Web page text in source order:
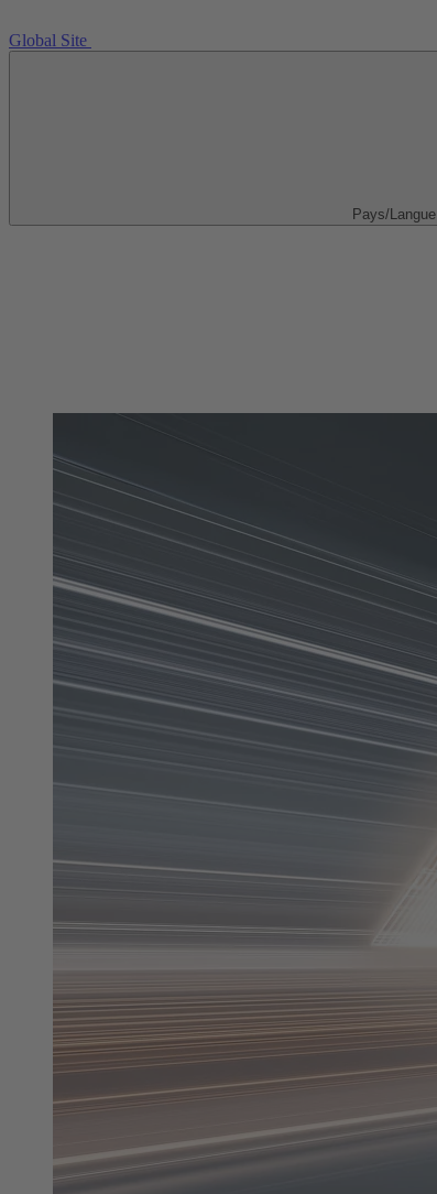
Global Site
Pays/Langue